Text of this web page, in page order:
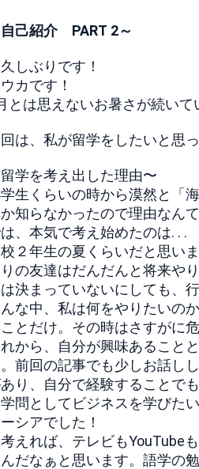
自己紹介 PART 2～
しぶりです！
カです！
とは思えないお暑さが続いて
は、私が留学をしたいと思
学を考え出した理由〜
生くらいの時から漠然と「
か知らなかったので理由なん
、本気で考え始めたのは. . .
２年生の夏くらいだと思いま
の友達はだんだんと将来や
は決まっていないにしても、
な中、私は何をやりたいの
とだけ。その時はさすがに
から、自分が興味あること
前回の記事でも少しお話し
り、自分で経験することで
問としてビジネスを学びた
シアでした！
えれば、テレビもYouTube
だなぁと思います。語学の